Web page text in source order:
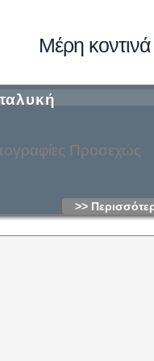
Μέρη
Προσεχώς
>>